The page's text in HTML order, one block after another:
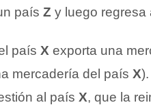
país Z y luego regresa
país X exporta una
mercadería del país X
al país X, que la